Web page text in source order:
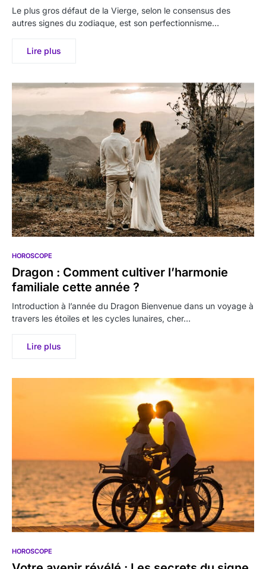
Le plus gros défaut de la Vierge, selon le consensus des
autres signes du zodiaque, est son perfectionnisme…
Lire plus
HOROSCOPE
Dragon : Comment cultiver l’harmonie
familiale cette année ?
Introduction à l’année du Dragon Bienvenue dans un voyage à
travers les étoiles et les cycles lunaires, cher…
Lire plus
HOROSCOPE